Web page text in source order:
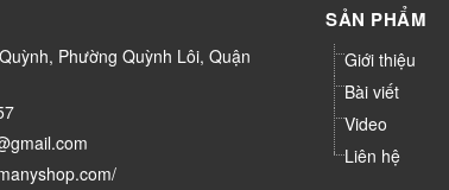
Phường Quỳnh Lôi, Quận
SẢN PHẨM
Giới thiệu
Bài viết
Video
Liên hệ